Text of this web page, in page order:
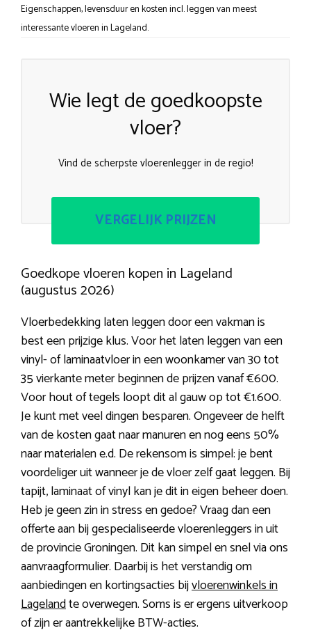
Eigenschappen, levensduur en kosten incl. leggen van meest
interessante vloeren in Lageland.
Wie legt de goedkoopste
vloer?
Vind de scherpste vloerenlegger in de regio!
VERGELIJK PRIJZEN
Goedkope vloeren kopen in Lageland
(augustus 2026)
Vloerbedekking laten leggen door een vakman is
best een prijzige klus. Voor het laten leggen van een
vinyl- of laminaatvloer in een woonkamer van 30 tot
35 vierkante meter beginnen de prijzen vanaf €600.
Voor hout of tegels loopt dit al gauw op tot €1.600.
Je kunt met veel dingen besparen. Ongeveer de helft
van de kosten gaat naar manuren en nog eens 50%
naar materialen e.d. De rekensom is simpel: je bent
voordeliger uit wanneer je de vloer zelf gaat leggen. Bij
tapijt, laminaat of vinyl kan je dit in eigen beheer doen.
Heb je geen zin in stress en gedoe? Vraag dan een
offerte aan bij gespecialiseerde vloerenleggers in uit
de provincie Groningen. Dit kan simpel en snel via ons
aanvraagformulier. Daarbij is het verstandig om
aanbiedingen en kortingsacties bijvloerenwinkels in
Lagelandte overwegen. Soms is er ergens uitverkoop
of zijn er aantrekkelijke BTW-acties.